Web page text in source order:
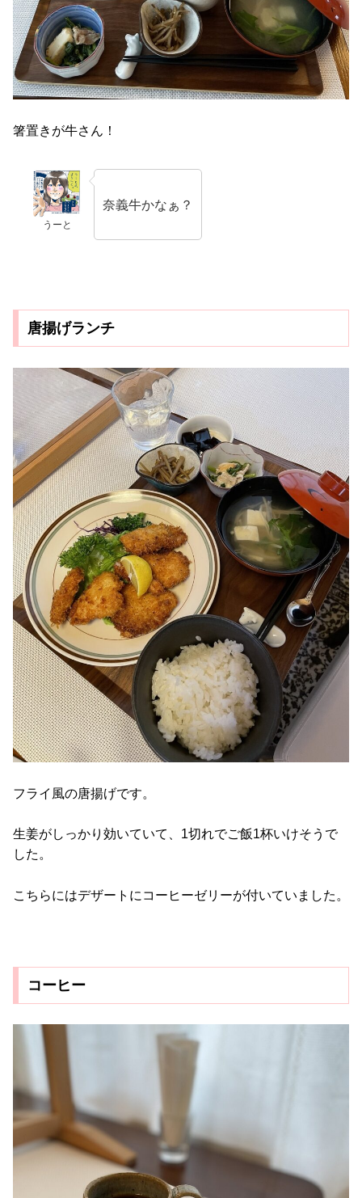
箸置きが牛さん！
うーと
奈義牛かなぁ？
唐揚げランチ
フライ風の唐揚げです。
生姜がしっかり効いていて、1切れでご飯1杯いけそうで
した。
こちらにはデザートにコーヒーゼリーが付いていました。
コーヒー